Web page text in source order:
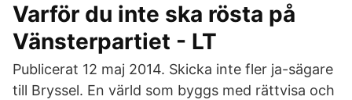
Varför du inte ska rösta på
Vänsterpartiet - LT
Publicerat 12 maj 2014. Skicka inte fler ja-sägare
till Bryssel. En värld som byggs med rättvisa och